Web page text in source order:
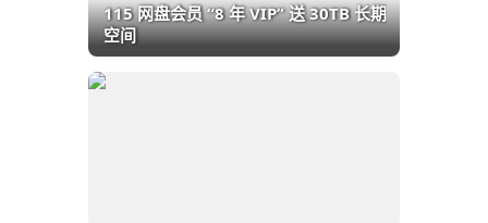
115 网盘会员 “8 年 VIP” 送 30TB 长期
空间